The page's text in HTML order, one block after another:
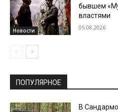
Новости
бывшем
властями
05.08.2026
ПОПУЛЯРНОЕ
В